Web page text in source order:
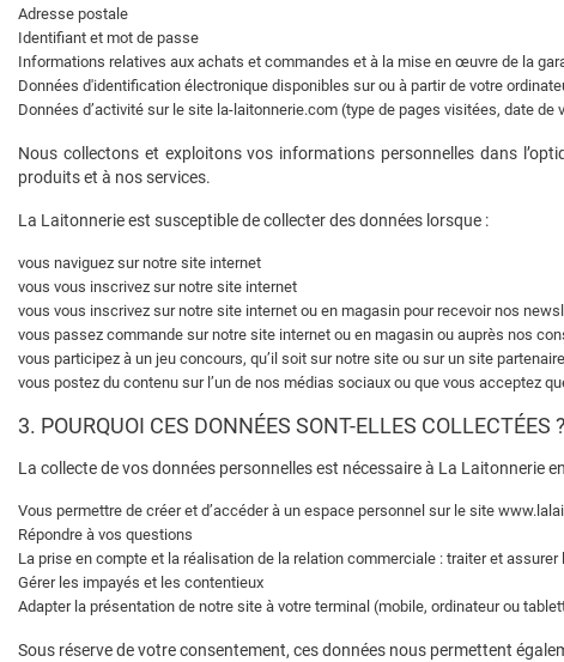
Adresse postale
Identifiant et mot de passe
Informations relatives aux achats et commandes et à la mise en œuvre de la
Données d'identification électronique disponibles sur ou à partir de votre
Données d’activité sur le site la-laitonnerie.com (type de pages visitées, date
Nous collectons et exploitons vos informations personnelles dans
produits et à nos services.
La Laitonnerie est susceptible de collecter des données lorsque :
vous naviguez sur notre site internet
vous vous inscrivez sur notre site internet
vous vous inscrivez sur notre site internet ou en magasin pour recevoir nos
vous passez commande sur notre site internet ou en magasin ou auprès nos
vous participez à un jeu concours, qu’il soit sur notre site ou sur un site partenaire
vous postez du contenu sur l’un de nos médias sociaux ou que vous acceptez
3. POURQUOI CES DONNÉES SONT-ELLES COLLECTÉES ?
La collecte de vos données personnelles est nécessaire à La Laitonnerie
Vous permettre de créer et d’accéder à un espace personnel sur le site
Répondre à vos questions
La prise en compte et la réalisation de la relation commerciale : traiter et
Gérer les impayés et les contentieux
Adapter la présentation de notre site à votre terminal (mobile, ordinateur ou
Sous réserve de votre consentement, ces données nous permettent